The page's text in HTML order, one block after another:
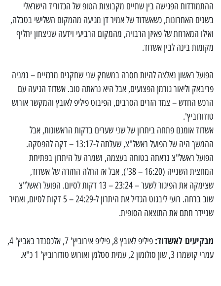
ההתמודדות הפגישה בין שתיים מקבוצות הטופ של הכדוריד הישראלי
בשנים האחרונות, כשאשדוד של אמיר דן מגיעה מהמקום השלישי בטבלה,
ואילו המארחת של פאיזן הרבויה, מהמקום הרביעי וידעה שניצחון יחליף
מקומות בינה לבין אשדוד.
הפועל ראשון נאלצה להיות חסרה במשחק שני שחקנים מרכזיים – נמניה
פריבאק וליאור גורמן הפצועים, אבל היא נראתה טוב. אשדוד הגיעה עם
הרכש החדש – צמד הזרים הסרבים, הפיבוט פיליפ לאובץ והמקשר אורוש
טודורוביץ'.
אשדוד אומנם פתחה ביתרון של שני שערים בדקות הראשונות, אבל
ההמשך היה של הפועל ראשל"צ, שעלתה ל-13:17 – דקה להפסקה.
הפועל ראשל"צ נראתה בטוחה בעצמה, ושמרה על היתרון בפתיחת
המחצית השנייה (16:20 – 38'), אבל אז החלה החזרה של אשדוד,
שצימקה את הפיגור לשער – 23:24 – 13 דקות לסיום. הפועל ראשל"צ
שוב ברחה. רועי ליבגוט הגדיל את היתרון ל-24:29 – 5 דקות לסיום, ואמיר
שניידר חתם את התוצאה הסופית.
מבקיעים לאשדוד:
פיליפ לאובץ 8, פיליפ אירוביץ' 7, אלכסנדר באביץ' 4,
עמרי קושמרו 3, שון סולומון 2, עמית סטלמן ואורוש טודורוביץ' 1 כ"א.